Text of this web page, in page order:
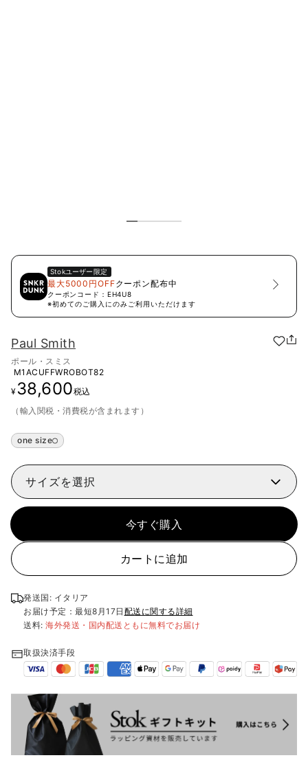
Stokユーザー限定
最大5000円OFFクーポン配布中
クーポンコード： EH4U8
※初めてのご購入にのみご利用いただけます
Paul Smith
ポール・スミス
M1ACUFFWROBOT82
¥ 38,600税込
（輸入関税・消費税が含まれます）
one size
サイズを選択
今すぐ購入
カートに追加
発送国: イタリア
お届け予定：最短8月17日 配送に関する詳細
送料: 海外発送・国内配送ともに無料でお届け
取扱決済手段